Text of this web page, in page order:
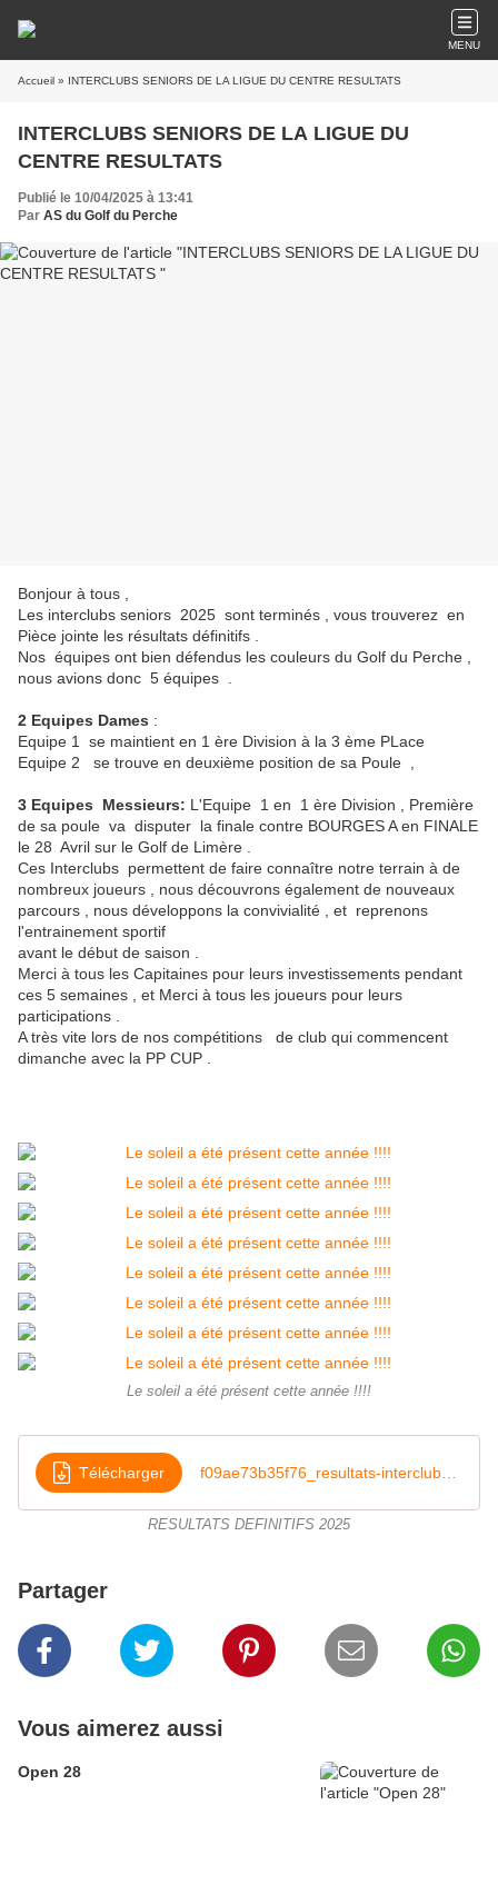
MENU
Accueil » INTERCLUBS SENIORS DE LA LIGUE DU CENTRE RESULTATS
INTERCLUBS SENIORS DE LA LIGUE DU
CENTRE RESULTATS
Publié le 10/04/2025 à 13:41
Par AS du Golf du Perche
Bonjour à tous ,
Les interclubs seniors 2025 sont terminés , vous trouverez en
Pièce jointe les résultats définitifs .
Nos équipes ont bien défendus les couleurs du Golf du Perche ,
nous avions donc 5 équipes .
2 Equipes Dames :
Equipe 1 se maintient en 1 ère Division à la 3 ème PLace
Equipe 2 se trouve en deuxième position de sa Poule ,
3 Equipes Messieurs: L'Equipe 1 en 1 ère Division , Première
de sa poule va disputer la finale contre BOURGES A en FINALE
le 28 Avril sur le Golf de Limère .
Ces Interclubs permettent de faire connaître notre terrain à de
nombreux joueurs , nous découvrons également de nouveaux
parcours , nous développons la convivialité , et reprenons
l'entrainement sportif
avant le début de saison .
Merci à tous les Capitaines pour leurs investissements pendant
ces 5 semaines , et Merci à tous les joueurs pour leurs
participations .
A très vite lors de nos compétitions de club qui commencent
dimanche avec la PP CUP .
Le soleil a été présent cette année !!!!
Télécharger
RESULTATS DEFINITIFS 2025
Partager
Vous aimerez aussi
Open 28